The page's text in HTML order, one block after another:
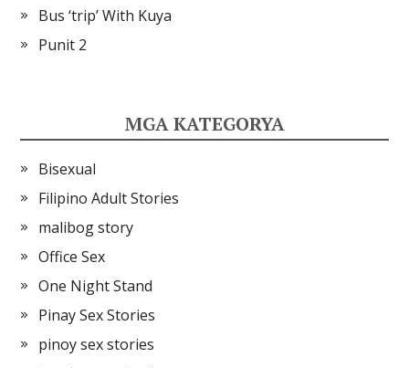
Bus ‘trip’ With Kuya
Punit 2
MGA KATEGORYA
Bisexual
Filipino Adult Stories
malibog story
Office Sex
One Night Stand
Pinay Sex Stories
pinoy sex stories